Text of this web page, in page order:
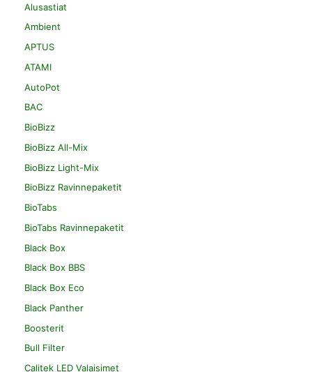
Alusastiat
Ambient
APTUS
ATAMI
AutoPot
BAC
BioBizz
BioBizz All-Mix
BioBizz Light-Mix
BioBizz Ravinnepaketit
BioTabs
BioTabs Ravinnepaketit
Black Box
Black Box BBS
Black Box Eco
Black Panther
Boosterit
Bull Filter
Calitek LED Valaisimet